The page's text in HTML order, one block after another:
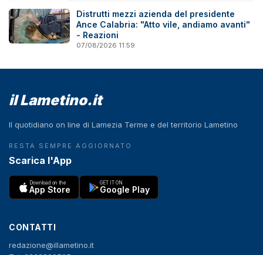
Distrutti mezzi azienda del presidente
Ance Calabria: "Atto vile, andiamo avanti"
- Reazioni
07/08/2026 11:59
il Lametino.it
Il quotidiano on line di Lamezia Terme e del territorio Lametino
RESTA SEMPRE AGGIORNATO
Scarica l'App
Download on the
App Store
GET IT ON
Google Play
CONTATTI
redazione@illametino.it